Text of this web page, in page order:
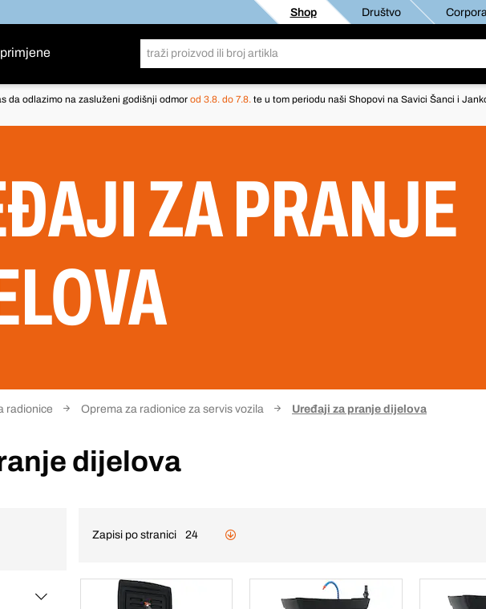
Shop Društvo
da odlazimo na zasluženi godišnji odmor od 3.8. do 7.8. te u tom periodu naši Shopovi na Savici Šanci i
ZA PRANJE
radionice Oprema za radionice za servis vozila Uređaji za pranje dijelova
dijelova
Zapisi po stranici 24